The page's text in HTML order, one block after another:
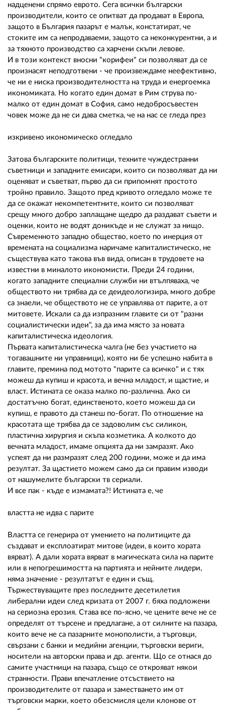
надценени спрямо еврото. Сега всички български
производители, които се опитват да продават в Европа,
защото в България пазарът е малък, констатират, че
стоките им са непродаваеми, защото са неконкурентни, а и
за тяхното производство са харчени скъпи левове.
И в този контекст вносни "корифеи" си позволяват да се
произнасят неподготвени - че произвеждаме неефективно,
че ни е ниска производителността на труда и енергоемка
икономиката. Но когато един домат в Рим струва по-
малко от един домат в София, само недобросъвестен
човек може да не си дава сметка, че на нас се гледа през
изкривено икономическо огледало
Затова българските политици, техните чуждестранни
съветници и западните емисари, които си позволяват да ни
оценяват и съветват, първо да си припомнят простото
тройно правило. Защото пред кривото огледало може те
да се окажат некомпетентните, които си позволяват
срещу много добро заплащане щедро да раздават съвети и
оценки, които не водят доникъде и не служат за нищо.
Съвременното западно общество, което по инерция от
времената на социализма наричаме капиталистическо, не
съществува като такова във вида, описан в трудовете на
известни в миналото икономисти. Преди 24 години,
когато западните специални служби ни втълпяваха, че
обществото ни трябва да се деидеологизира, много добре
са знаели, че обществото не се управлява от парите, а от
митовете. Искали са да изпразним главите си от "разни
социалистически идеи", за да има място за новата
капиталистическа идеология.
Първата капиталистическа чалга (не без участието на
тогавашните ни управници), която ни бе успешно набита в
главите, премина под мотото "парите са всичко" и с тях
можеш да купиш и красота, и вечна младост, и щастие, и
власт. Истината се оказа малко по-различна. Ако си
достатъчно богат, единственото, което можеш да си
купиш, е правото да станеш по-богат. По отношение на
красотата ще трябва да се задоволим със силикон,
пластична хирургия и скъпа козметика. А колкото до
вечната младост, имаме опцията да ни замразят. Ако
успеят да ни размразят след 200 години, може и да има
резултат. За щастието можем само да си правим изводи
от нашумелите български тв сериали.
И все пак - къде е измамата?! Истината е, че
властта не идва с парите
Властта се генерира от умението на политиците да
създават и експлоатират митове (идеи, в които хората
вярват). А дали хората вярват в магическата сила на парите
или в непогрешимостта на партията и нейните лидери,
няма значение - резултатът е един и същ.
Тържествуващите през последните десетилетия
либерални идеи след кризата от 2007 г. бяха подложени
на сериозна ерозия. Става все по-ясно, че цените вече не се
определят от търсене и предлагане, а от силните на пазара,
които вече не са пазарните монополисти, а търговци,
свързани с банки и медийни агенции, търговски вериги,
носители на авторски права и др. агенти. Що се отнася до
самите участници на пазара, също се открояват някои
странности. Прави впечатление отсъствието на
производителите от пазара и заместването им от
търговски марки, което обезсмисля цели клонове от